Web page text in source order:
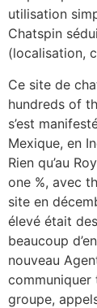
utilisation
Chatspin
(localisation,
Ce site de
hundreds of
s’est
Mexique, en
Rien qu’au
one %, avec
site en
élevé était
beaucoup
nouveau
communiquer
groupe,